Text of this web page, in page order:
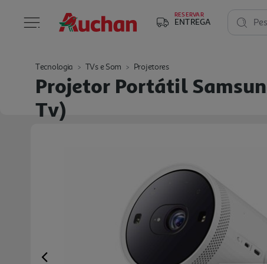
RESERVAR
ENTREGA
Tecnologia TVs e Som Projetores
Projetor Portátil
Tv)